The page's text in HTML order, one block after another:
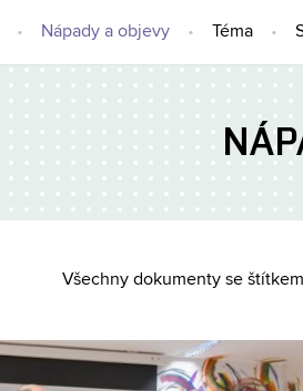
Nápady a objevy Téma
Všechny dokumenty se štítkem